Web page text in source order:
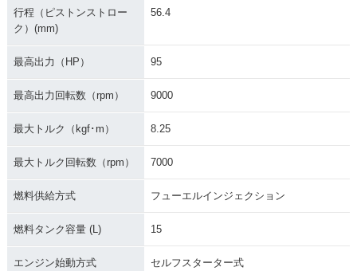
行程（ピストンストロー
ク）(mm)
56.4
最高出力（HP） 95
最高出力回転数（rpm） 9000
最大トルク（kgf･m） 8.25
最大トルク回転数（rpm） 7000
燃料供給方式 フューエルインジェクション
燃料タンク容量 (L) 15
エンジン始動方式 セルフスターター式